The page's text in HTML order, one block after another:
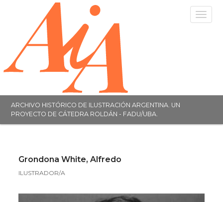
Toggle
ARCHIVO HISTÓRICO DE ILUSTRACIÓN ARGENTINA. UN
PROYECTO DE CÁTEDRA ROLDÁN - FADU/UBA.
Grondona White, Alfredo
ILUSTRADOR/A